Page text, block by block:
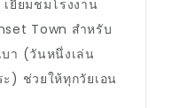
ยี่ยมชมโรงงาน
Town สำหรับ
า (วันหนึ่งเล่น
) ช่วยให้ทุกวัยเอน